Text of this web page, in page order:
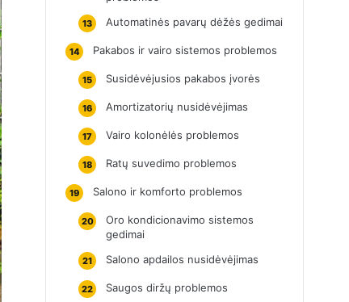
13 Automatinės pavarų dėžės gedimai
14 Pakabos ir vairo sistemos problemos
15 Susidėvėjusios pakabos įvorės
16 Amortizatorių nusidėvėjimas
17 Vairo kolonėlės problemos
18 Ratų suvedimo problemos
19 Salono ir komforto problemos
20
Oro kondicionavimo sistemos
gedimai
21 Salono apdailos nusidėvėjimas
22 Saugos diržų problemos